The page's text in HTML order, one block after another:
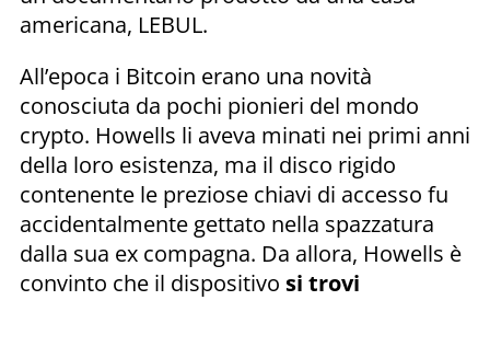
americana, LEBUL.
All’epoca i Bitcoin erano una novità
conosciuta da pochi pionieri del mondo
crypto. Howells li aveva minati nei primi anni
della loro esistenza, ma il disco rigido
contenente le preziose chiavi di accesso fu
accidentalmente gettato nella spazzatura
dalla sua ex compagna. Da allora, Howells è
convinto che il dispositivo si trovi